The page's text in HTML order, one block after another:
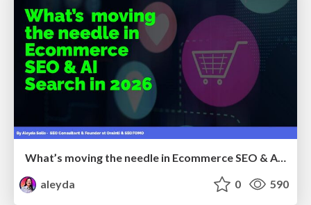
aleyda
0 590